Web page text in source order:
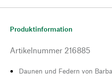
Produktinformation
Artikelnummer 216885
Daunen und Federn von